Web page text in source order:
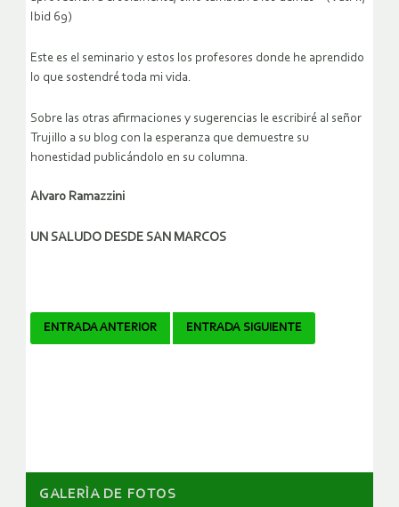
Ibid 69)
Este es el seminario y estos los profesores donde he aprendido
lo que sostendré toda mi vida.
Sobre las otras afirmaciones y sugerencias le escribiré al señor
Trujillo a su blog con la esperanza que demuestre su
honestidad publicándolo en su columna.
Alvaro Ramazzini
UN SALUDO DESDE SAN MARCOS
Navegador
ENTRADA ANTERIOR ENTRADA SIGUIENTE
GALERÌA DE FOTOS